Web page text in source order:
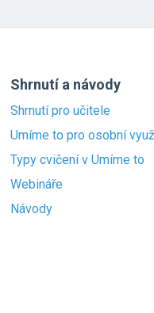
Shrnutí a návody
Shrnutí pro učitele
Umíme to pro osobní
Typy cvičení v Umíme to
Webináře
Návody